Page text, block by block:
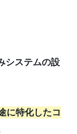
システムの設
に特化したコ